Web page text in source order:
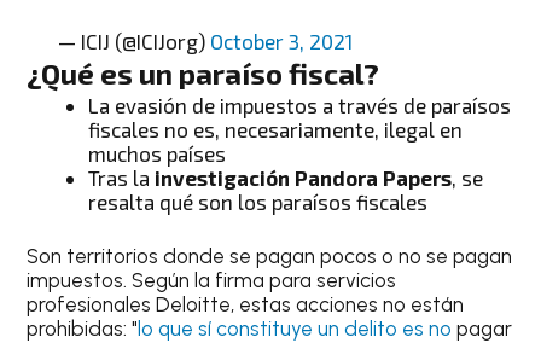
— ICIJ (@ICIJorg) October 3, 2021
¿Qué es un paraíso fiscal?
La evasión de impuestos a través de paraísos
fiscales no es, necesariamente, ilegal en
muchos países
Tras la investigación Pandora Papers , se
resalta qué son los paraísos fiscales
Son territorios donde se pagan pocos o no se pagan
impuestos. Según la firma para servicios
profesionales Deloitte, estas acciones no están
prohibidas: " lo que sí constituye un delito es no pagar